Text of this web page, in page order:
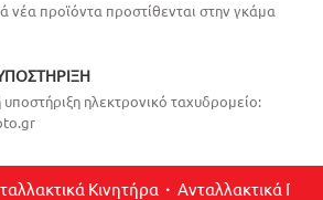
νέα προϊόντα προστίθενται στην γκάμα
υποστήριξη ηλεκτρονικό ταχυδρομείο:
Κινητήρα Ανταλλακτικά